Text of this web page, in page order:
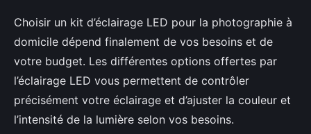
Choisir un kit d’éclairage LED pour la photographie à
domicile dépend finalement de vos besoins et de
votre budget. Les différentes options offertes par
l’éclairage LED vous permettent de contrôler
précisément votre éclairage et d’ajuster la couleur et
l’intensité de la lumière selon vos besoins.